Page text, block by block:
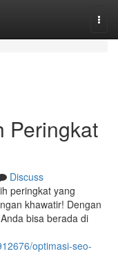
Peringkat
Discuss
peringkat yang
khawatir! Dengan
bisa berada di
optimasi-seo-